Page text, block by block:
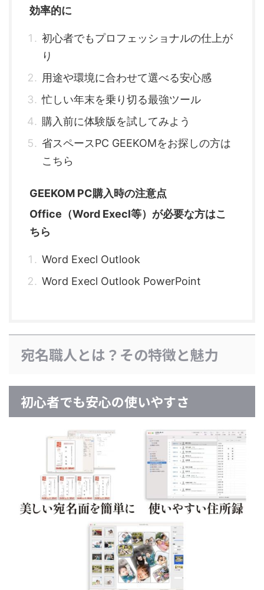
効率的に
初心者でもプロフェッショナルの仕上が
り
用途や環境に合わせて選べる安心感
忙しい年末を乗り切る最強ツール
購入前に体験版を試してみよう
省スペースPC GEEKOMをお探しの方は
こちら
GEEKOM PC購入時の注意点
Office（Word Execl等）が必要な方はこ
ちら
Word Execl Outlook
Word Execl Outlook PowerPoint
宛名職人とは？その特徴と魅力
初心者でも安心の使いやすさ